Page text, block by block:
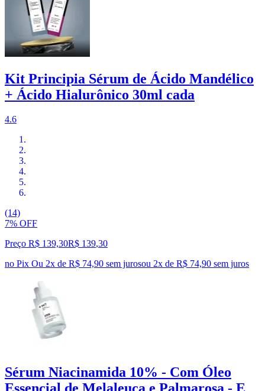
Kit Principia Sérum de Ácido Mandélico
+ Ácido Hialurônico 30ml cada
4.6
(14)
7% OFF
Preço R$ 139,30R$ 139,30
no Pix Ou 2x de R$ 74,90 sem jurosou 2x de R$ 74,90 sem juros
Sérum Niacinamida 10% - Com Óleo